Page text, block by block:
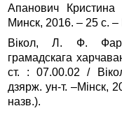
Апанович
Минск, 2016. – 25 с.
Вікол, Л. Ф.
грамадскага
ст. : 07.00.02 /
дзярж. ун‑т. –Мінск,
назв.).